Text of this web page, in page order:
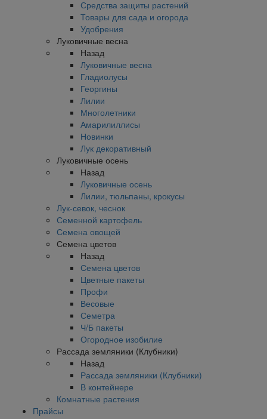
Средства защиты растений
Товары для сада и огорода
Удобрения
Луковичные весна
Назад
Луковичные весна
Гладиолусы
Георгины
Лилии
Многолетники
Амарилиллисы
Новинки
Лук декоративный
Луковичные осень
Назад
Луковичные осень
Лилии, тюльпаны, крокусы
Лук-севок, чеснок
Семенной картофель
Семена овощей
Семена цветов
Назад
Семена цветов
Цветные пакеты
Профи
Весовые
Семетра
Ч/Б пакеты
Огородное изобилие
Рассада земляники (Клубники)
Назад
Рассада земляники (Клубники)
В контейнере
Комнатные растения
Прайсы